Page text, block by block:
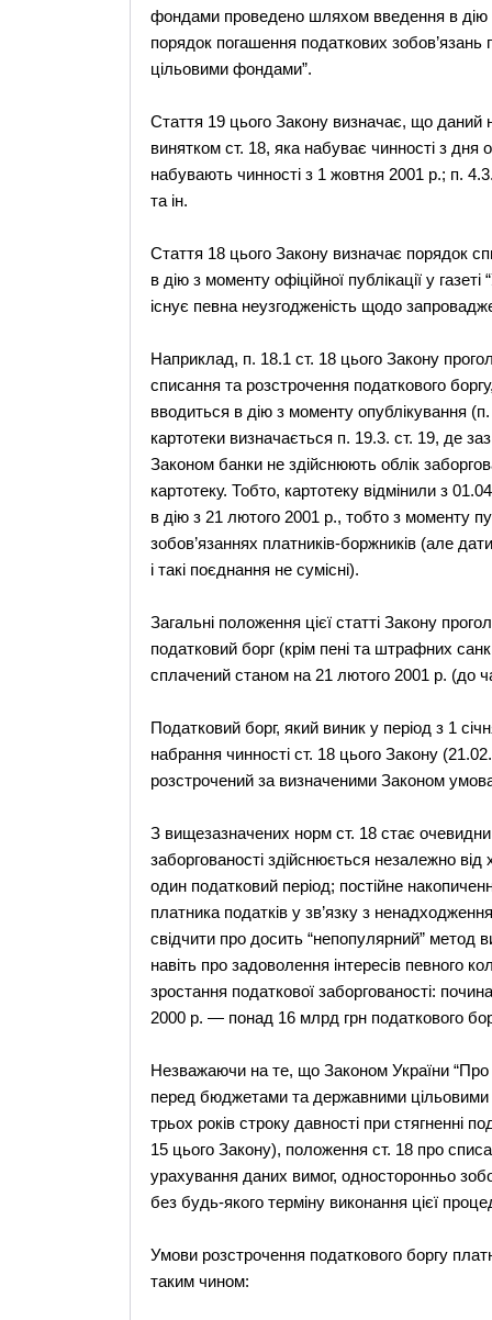
фондами проведено шляхом введення в дію
порядок погашення податкових
цільовими фондами”.
Стаття 19 цього Закону визначає, що даний
винятком ст. 18, яка набуває чинності з дня
набувають чинності з 1 жовтня 2001 р.; п.
та ін.
Стаття 18 цього Закону визначає порядок
в дію з моменту офіційної публікації у
існує певна неузгодженість щодо
Наприклад, п. 18.1 ст. 18 цього Закону
списання та розстрочення податкового
вводиться в дію з моменту опублікування
картотеки визначається п. 19.3. ст. 19, де
Законом банки не здійснюють облік
картотеку. Тобто, картотеку відмінили з
в дію з 21 лютого 2001 р., тобто з моменту
зобов’язаннях платників-боржників (але
і такі поєднання не сумісні).
Загальні положення цієї статті Закону
податковий борг (крім пені та штрафних
сплачений станом на 21 лютого 2001 р. (до
Податковий борг, який виник у період з 1
набрання чинності ст. 18 цього Закону
розстрочений за визначеними Законом
З вищезазначених норм ст. 18 стає
заборгованості здійснюється незалежно
один податковий період; постійне
платника податків у зв’язку з
свідчити про досить “непопулярний” метод
навіть про задоволення інтересів певного
зростання податкової заборгованості:
2000 р. — понад 16 млрд грн податкового
Незважаючи на те, що Законом України “Про
перед бюджетами та державними цільовими
трьох років строку давності при стягненні
15 цього Закону), положення ст. 18 про
урахування даних вимог, односторонньо
без будь-якого терміну виконання цієї
Умови розстрочення податкового боргу
таким чином: